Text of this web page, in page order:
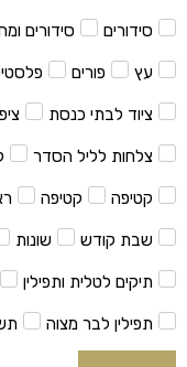
סידורים סידורים
עץ פורים
ציוד לבתי כנסת
צלחות לליל הסדר
קטיפה קטיפה
שבת קודש שונות
תיקים לטלית ותפילין
תפילין לבר מצוה